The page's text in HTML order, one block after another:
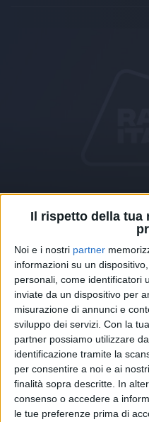
Il rispetto della tua
Noi e i nostri partner
informazioni su un
personali, come identificatori
inviate da un dispositivo per
misurazione di annunci e
sviluppo dei servizi. Con la
partner possiamo utilizzare
identificazione tramite la
per consentire a noi e ai
finalità sopra descritte. In
consenso o accedere a
le tue preferenze prima di
14 ott 2020
Vasco Rossi, aria di
Sono a Milano per
Il rocker di Zocca
Week” su Instagram